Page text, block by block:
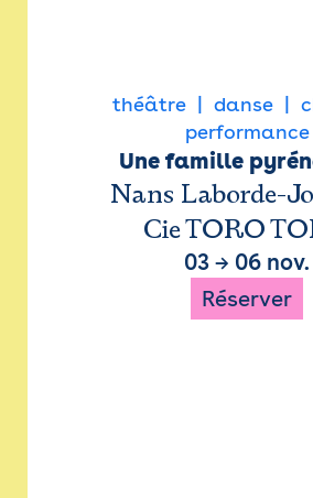
théâtre danse
performance
Une famille
Nans Laborde-
Cie TORO
03 → 06 nov.
Réserver